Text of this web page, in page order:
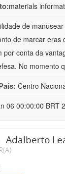
materials
de
de marcar
por conta da
No momento
Centro
06 00:00:00 BRT
Adalberto